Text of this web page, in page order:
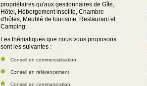
propriétaires qu'aux gestionnaires de Gîte,
Hôtel, Hébergement insolite, Chambre
d'hôtes, Meublé de tourisme, Restaurant et
Camping.
Les thématiques que nous vous proposons
sont les suivantes :
Conseil en commercialisation
Conseil en référencement
Conseil en communication